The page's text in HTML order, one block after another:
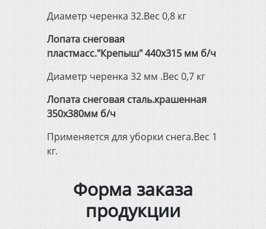
инструмент
Сварочное оборудование
Автоматические ворота и
видеонаблюдение
защиты
Импортный канат Usha
Martin
Диаметр черенка 32.Вес 0,8 кг
Лопата снеговая
пластмасc."Крепыш" 440х315 мм б/ч
Диаметр черенка 32 мм .Вес 0,7 кг
Лопата снеговая сталь.крашенная
350х380мм б/ч
Применяется для уборки снега.Вес 1
кг.
Форма заказа
продукции